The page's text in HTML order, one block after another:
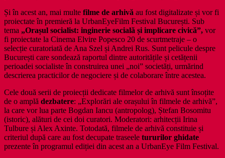
Și în acest an, mai multe filme de arhivă au fost digitalizate și vor fi
proiectate în premieră la UrbanEyeFilm Festival București. Sub
tema „Orașul socialist: inginerie socială și implicare civică”, vor
fi proiectate la Cinema Elvire Popesco 20 de scurtmetraje – o
selecție curatoriată de Ana Szel și Andrei Rus. Sunt pelicule despre
București care sondează raportul dintre autoritățile și cetățenii
perioadei socialiste în construirea unei „noi” societăți, urmărind
descrierea practicilor de negociere și de colaborare între acestea.
Cele două serii de proiecții dedicate filmelor de arhivă sunt însoțite
de o amplă dezbatere: „Explorări ale orașului în filmele de arhivă”,
la care vor lua parte Bogdan Iancu (antropolog), Ștefan Bosomitu
(istoric), alături de cei doi curatori. Moderatori: arhitecții Irina
Tulbure și Alex Axinte. Totodată, filmele de arhivă constituie și
criteriul după care au fost decupate traseele tururilor ghidate
prezente în programul ediției din acest an a UrbanEye Film Festival.